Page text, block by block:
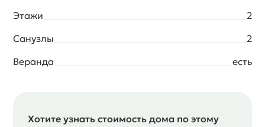
Этажи
2
Санузлы
2
Веранда
есть
Хотите узнать стоимость дома по этому